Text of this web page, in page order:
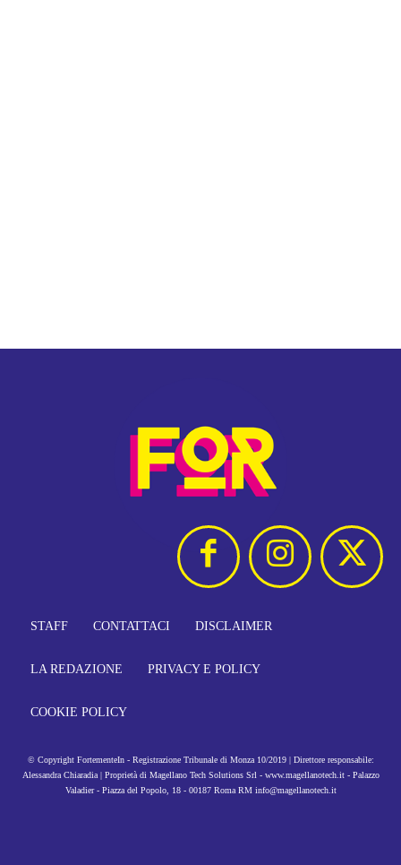
STAFF CONTATTACI DISCLAIMER
LA REDAZIONE PRIVACY E POLICY
COOKIE POLICY
© Copyright FortementeIn - Registrazione Tribunale di Monza 10/2019 | Direttore responsabile:
Alessandra Chiaradia | Proprietà di Magellano Tech Solutions Srl - www.magellanotech.it - Palazzo
Valadier - Piazza del Popolo, 18 - 00187 Roma RM info@magellanotech.it